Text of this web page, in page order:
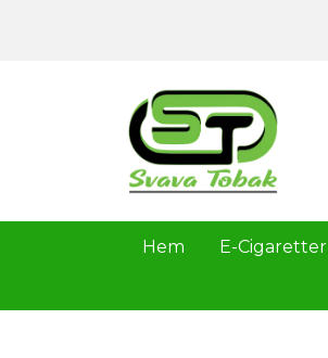
Hem E-Cigaretter